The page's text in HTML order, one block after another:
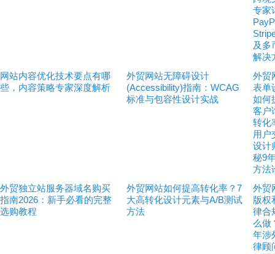
专家
及多
解决
网站内容优化技术要点有哪
些，内容策略专家深度解析
外贸网站无障碍设计
(Accessibility)指南：WCAG
标准与包容性设计实战
外贸
表单
如何
客户
转化
用户
设计
秘9
方法
外贸独立站服务器域名购买
指南2026：新手必看的完整
选购教程
外贸网站如何提高转化率？7
大高转化设计元素与A/B测试
方法
外贸
版权
律合
么做
年涉
律顾